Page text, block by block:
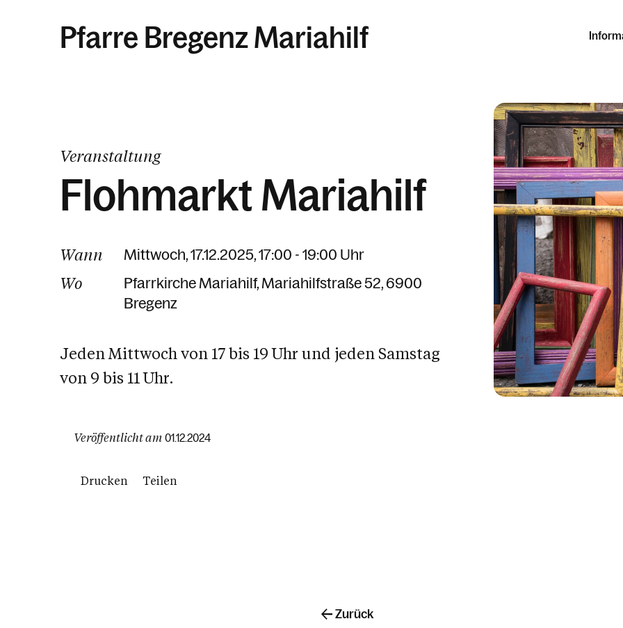
Pfarre Bregenz Mariahilf
Veranstaltung
Flohmarkt Mariahilf
Wann Mittwoch, 17.12.2025, 17:00 - 19:00 Uhr
Wo Pfarrkirche Mariahilf Mariahilfstraße 52 6900
Bregenz
Jeden Mittwoch von 17 bis 19 Uhr und jeden Samstag
von 9 bis 11 Uhr.
Veröffentlicht am 01.12.2024
Drucken Teilen
Zurück